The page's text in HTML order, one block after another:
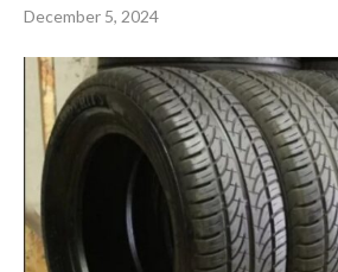
December 5, 2024